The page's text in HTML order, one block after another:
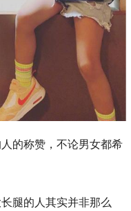
的称赞，不论男女都希
腿的人其实并非那么